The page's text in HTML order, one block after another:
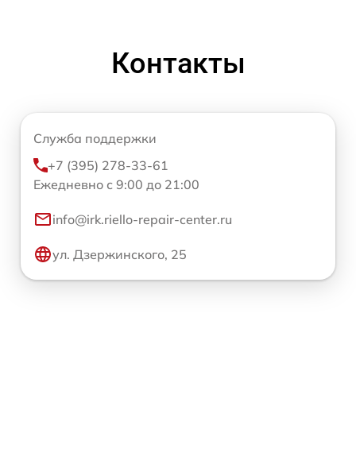
Контакты
Служба поддержки
+7 (395) 278-33-61
Ежедневно с 9:00 до 21:00
info@irk.riello-repair-center.ru
ул. Дзержинского, 25